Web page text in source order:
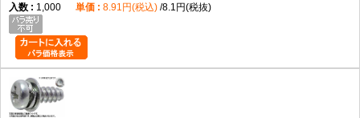
1,000
8.91円(税込) 8.1円(税抜)